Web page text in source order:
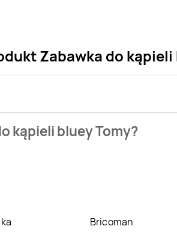
Zabawka do kąpieli
kosztuje aktualnie 29,99 zł.
kąpieli bluey Tomy?
Bricoman